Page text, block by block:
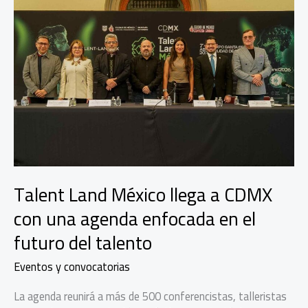
Talent Land México llega a CDMX
con una agenda enfocada en el
futuro del talento
Eventos y convocatorias
La agenda reunirá a más de 500 conferencistas, talleristas